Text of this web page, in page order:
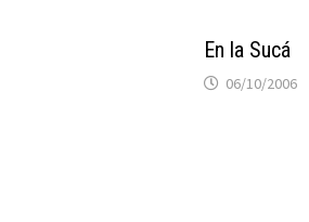
En la Sucá
06/10/2006